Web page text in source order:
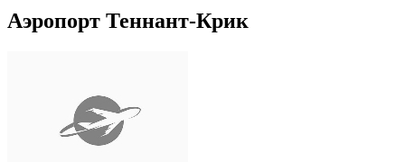
Аэропорт Теннант-Крик